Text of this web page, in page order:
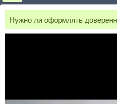
Нужно ли оформлять